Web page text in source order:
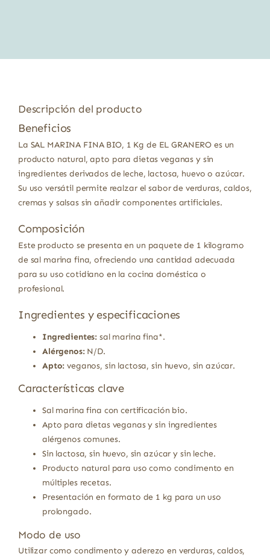
Descripción del producto
Beneficios
La SAL MARINA FINA BIO, 1 Kg de EL GRANERO es un
producto natural, apto para dietas veganas y sin
ingredientes derivados de leche, lactosa, huevo o azúcar.
Su uso versátil permite realzar el sabor de verduras, caldos,
cremas y salsas sin añadir componentes artificiales.
Composición
Este producto se presenta en un paquete de 1 kilogramo
de sal marina fina, ofreciendo una cantidad adecuada
para su uso cotidiano en la cocina doméstica o
profesional.
Ingredientes y especificaciones
Ingredientes: sal marina fina*.
Alérgenos:N/D.
Apto: veganos, sin lactosa, sin huevo, sin azúcar.
Características clave
Sal marina fina con certificación bio.
Apto para dietas veganas y sin ingredientes
alérgenos comunes.
Sin lactosa, sin huevo, sin azúcar y sin leche.
Producto natural para uso como condimento en
múltiples recetas.
Presentación en formato de 1 kg para un uso
prolongado.
Modo de uso
Utilizar como condimento y aderezo en verduras, caldos,